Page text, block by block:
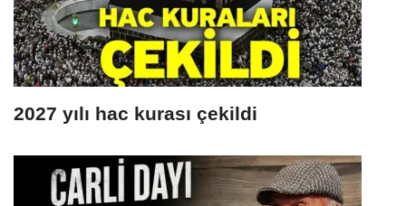
2027 yılı hac kurası çekildi